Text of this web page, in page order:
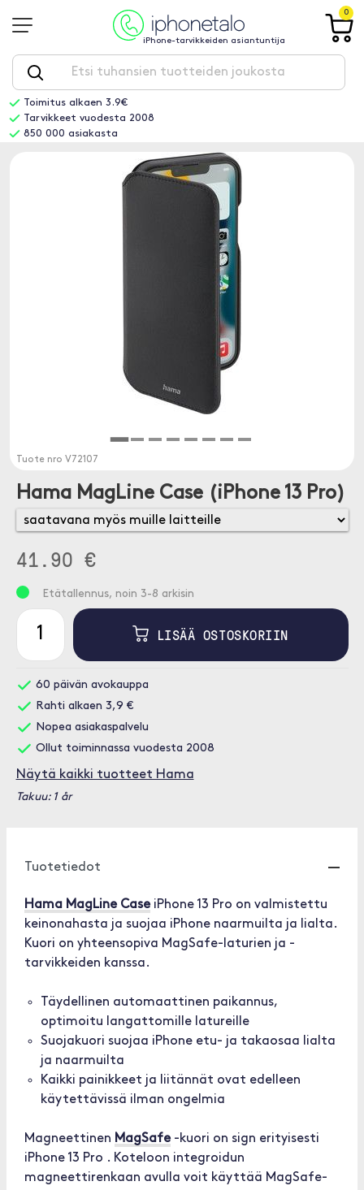
iPhone-tarvikkeiden asiantuntija
0
Toimitus alkaen 3.9€
Tarvikkeet vuodesta 2008
850 000 asiakasta
Tuote nro V72107
Hama MagLine Case (iPhone 13 Pro)
41.90 €
Etätallennus, noin 3-8 arkisin
LISÄÄ OSTOSKORIIN
60 päivän avokauppa
Rahti alkaen 3,9 €
Nopea asiakaspalvelu
Ollut toiminnassa vuodesta 2008
Näytä kaikki tuotteet Hama
Takuu: 1 år
Tuotetiedot
Hama MagLine CaseiPhone 13 Pro on valmistettu
keinonahasta ja suojaa iPhone naarmuilta ja lialta.
Kuori on yhteensopiva MagSafe-laturien ja -
tarvikkeiden kanssa.
Täydellinen automaattinen paikannus,
optimoitu langattomille latureille
Suojakuori suojaa iPhone etu- ja takaosaa lialta
ja naarmuilta
Kaikki painikkeet ja liitännät ovat edelleen
käytettävissä ilman ongelmia
Magneettinen MagSafe-kuori on sign erityisesti
iPhone 13 Pro . Koteloon integroidun
magneettirenkaan avulla voit käyttää MagSafe-